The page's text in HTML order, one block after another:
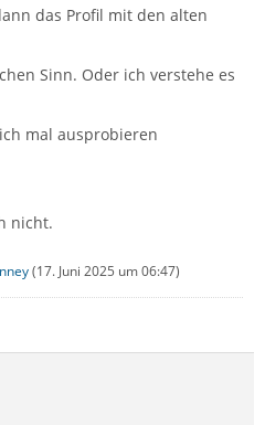
das Profil mit den alten
Sinn. Oder ich verstehe es
mal ausprobieren
nicht.
(17. Juni 2025 um 06:47)